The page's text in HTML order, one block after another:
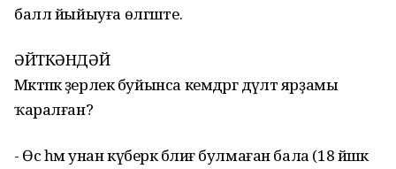
балл йыйыуға өлгәште.
ӘЙТКӘНДӘЙ
Мәктәпкә әҙерлек буйынса кемдәргә дәүләт ярҙамы
ҡаралған?
- Өс һәм унан күберәк бәлиғ булмаған бала (18 йәшкә